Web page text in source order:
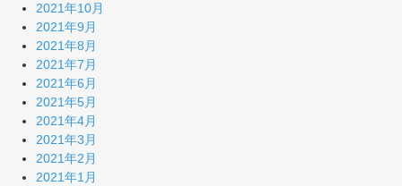
2021年10月
2021年9月
2021年8月
2021年7月
2021年6月
2021年5月
2021年4月
2021年3月
2021年2月
2021年1月